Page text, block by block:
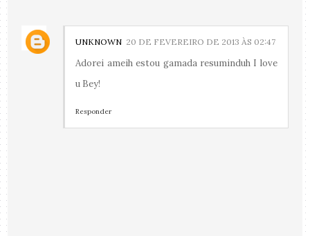
UNKNOWN 20 DE FEVEREIRO DE 2013 ÀS 02:47
Adorei ameih estou gamada resuminduh I love
u Bey!
Responder